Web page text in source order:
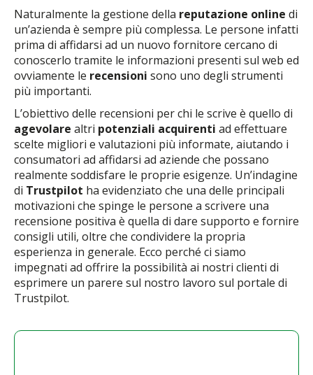
Naturalmente la gestione della reputazione online di
un’azienda è sempre più complessa. Le persone infatti
prima di affidarsi ad un nuovo fornitore cercano di
conoscerlo tramite le informazioni presenti sul web ed
ovviamente le recensioni sono uno degli strumenti
più importanti.
L’obiettivo delle recensioni per chi le scrive è quello di
agevolare altri potenziali acquirenti ad effettuare
scelte migliori e valutazioni più informate, aiutando i
consumatori ad affidarsi ad aziende che possano
realmente soddisfare le proprie esigenze. Un’indagine
di Trustpilot ha evidenziato che una delle principali
motivazioni che spinge le persone a scrivere una
recensione positiva è quella di dare supporto e fornire
consigli utili, oltre che condividere la propria
esperienza in generale. Ecco perché ci siamo
impegnati ad offrire la possibilità ai nostri clienti di
esprimere un parere sul nostro lavoro sul portale di
Trustpilot.